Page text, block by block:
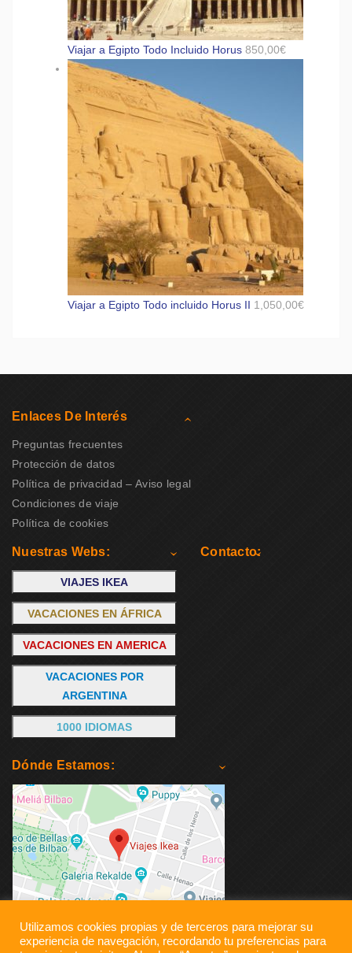
Viajar a Egipto Todo Incluido Horus 850,00€
Viajar a Egipto Todo incluido Horus II 1,050,00€
Enlaces De Interés
Preguntas frecuentes
Protección de datos
Política de privacidad – Aviso legal
Condiciones de viaje
Política de cookies
Nuestras Webs:
VIAJES IKEA
VACACIONES EN ÁFRICA
VACACIONES EN AMERICA
VACACIONES POR
ARGENTINA
1000 IDIOMAS
Contacto:
Dónde Estamos:
Utilizamos cookies propias y de terceros para mejorar su
experiencia de navegación, recordando tu preferencias para